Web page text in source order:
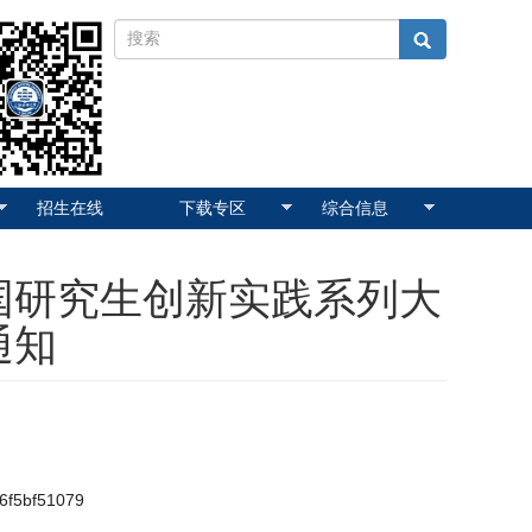
招生在线 下载专区 综合信息
究生创新实践系列大
知